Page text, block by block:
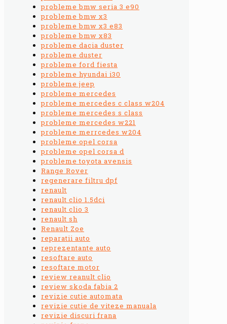
probleme bmw seria 3 e90
probleme bmw x3
probleme bmw x3 e83
probleme bmw x83
probleme dacia duster
probleme duster
probleme ford fiesta
probleme hyundai i30
probleme jeep
probleme mercedes
probleme mercedes c class w204
probleme mercedes s class
probleme mercedes w221
probleme merrcedes w204
probleme opel corsa
probleme opel corsa d
probleme toyota avensis
Range Rover
regenerare filtru dpf
renault
renault clio 1.5dci
renault clio 3
renault sh
Renault Zoe
reparatii auto
reprezentante auto
resoftare auto
resoftare motor
review reanult clio
review skoda fabia 2
revizie cutie automata
revizie cutie de viteze manuala
revizie discuri frana